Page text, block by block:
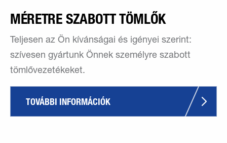
MÉRETRE SZABOTT TÖMLŐK
Teljesen az Ön kívánságai és igényei szerint:
szívesen gyártunk Önnek személyre szabott
tömlővezetékeket.
TOVÁBBI INFORMÁCIÓK